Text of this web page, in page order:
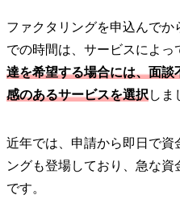
ファクタリングを申込んでか
での時間は、サービスによっ
達を希望する場合には、面
感のあるサービスを選択しま
近年では、申請から即日で資
ングも登場しており、急な
です。